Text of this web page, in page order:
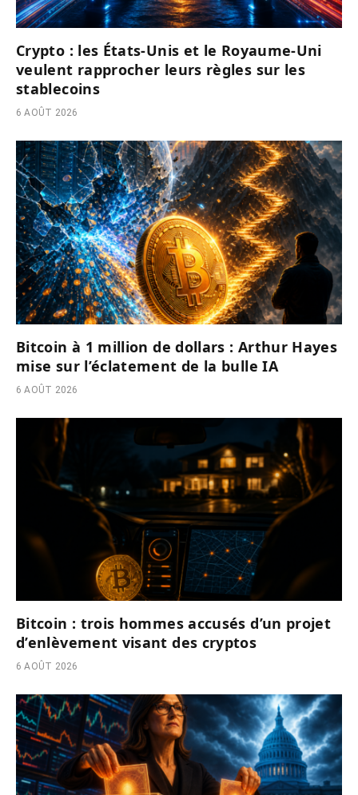
Crypto : les États-Unis et le Royaume-Uni
veulent rapprocher leurs règles sur les
stablecoins
6 AOÛT 2026
Bitcoin à 1 million de dollars : Arthur Hayes
mise sur l’éclatement de la bulle IA
6 AOÛT 2026
Bitcoin : trois hommes accusés d’un projet
d’enlèvement visant des cryptos
6 AOÛT 2026